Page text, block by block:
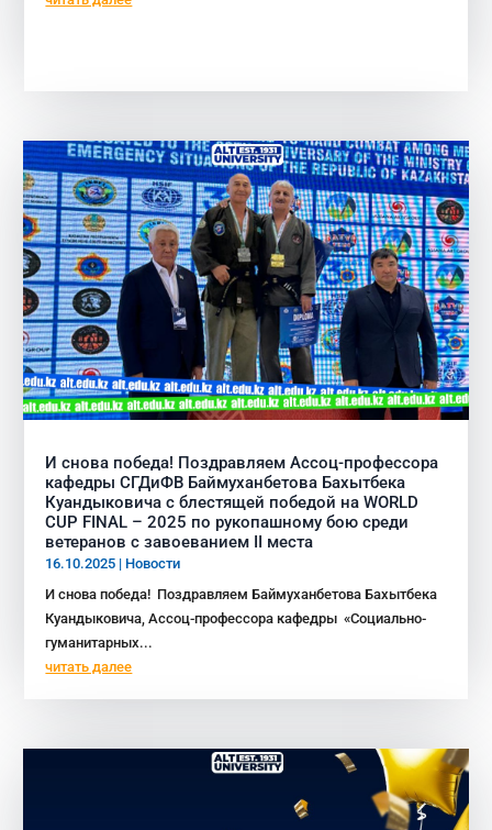
И снова победа! Поздравляем Ассоц-профессора
кафедры СГДиФВ Баймуханбетова Бахытбека
Куандыковича с блестящей победой на WORLD
CUP FINAL – 2025 по рукопашному бою среди
ветеранов с завоеванием II места
16.10.2025 | Новости
И снова победа! Поздравляем Баймуханбетова Бахытбека
Куандыковича, Ассоц-профессора кафедры «Социально-
гуманитарных...
читать далее